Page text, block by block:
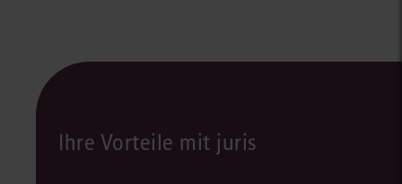
Ihre Vorteile mit juris